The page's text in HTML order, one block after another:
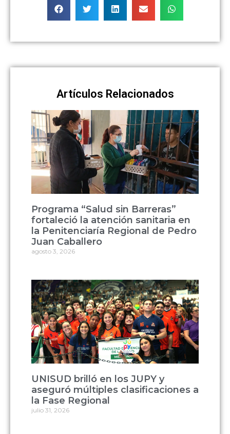
Artículos Relacionados
Programa “Salud sin Barreras”
fortaleció la atención sanitaria en
la Penitenciaría Regional de Pedro
Juan Caballero
agosto 3, 2026
UNISUD brilló en los JUPY y
aseguró múltiples clasificaciones a
la Fase Regional
julio 31, 2026